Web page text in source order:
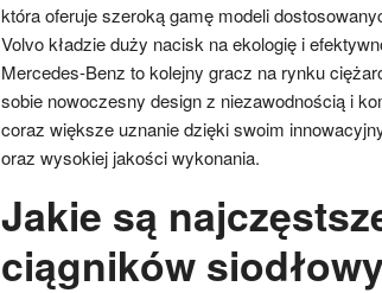
która oferuje szeroką gamę modeli
Volvo kładzie duży nacisk na ekologię i
Mercedes-Benz to kolejny gracz na rynku
sobie nowoczesny design z niezawodnością i
coraz większe uznanie dzięki swoim
oraz wysokiej jakości wykonania.
Jakie są
ciągników